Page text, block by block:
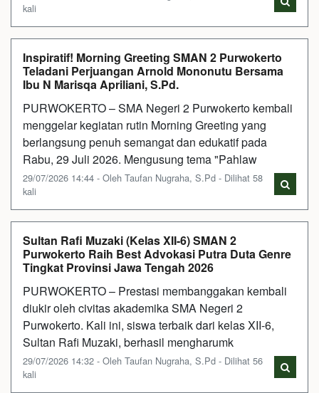
kali
Inspiratif! Morning Greeting SMAN 2 Purwokerto
Teladani Perjuangan Arnold Mononutu Bersama
Ibu N Marisqa Apriliani, S.Pd.
PURWOKERTO – SMA Negeri 2 Purwokerto kembali
menggelar kegiatan rutin Morning Greeting yang
berlangsung penuh semangat dan edukatif pada
Rabu, 29 Juli 2026. Mengusung tema "Pahlaw
29/07/2026 14:44 - Oleh Taufan Nugraha, S.Pd - Dilihat 58
kali
Sultan Rafi Muzaki (Kelas XII-6) SMAN 2
Purwokerto Raih Best Advokasi Putra Duta Genre
Tingkat Provinsi Jawa Tengah 2026
PURWOKERTO – Prestasi membanggakan kembali
diukir oleh civitas akademika SMA Negeri 2
Purwokerto. Kali ini, siswa terbaik dari kelas XII-6,
Sultan Rafi Muzaki, berhasil mengharumk
29/07/2026 14:32 - Oleh Taufan Nugraha, S.Pd - Dilihat 56
kali